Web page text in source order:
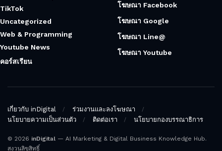
TikTok
Uncategorized
Web & Programming
Youtube News
คอร์สเรียน
โฆษณา Facebook
โฆษณา Google
โฆษณา Line@
โฆษณา Youtube
เกี่ยวกับ inDigital
ร่วมงานและลงโฆษณา
นโยบายความเป็นส่วนตัว
ติดต่อเรา นโยบายกองบรรณาธิการ
© 2026 inDigital — AI Marketing & Digital Business Knowledge Hub.
สงวนลิขสิทธิ์